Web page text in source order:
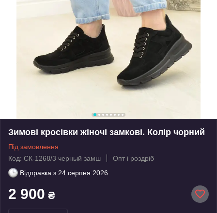
Зимові кросівки жіночі замкові. Колір чорний
Під замовлення
Код: СК-1268/3 черный замш
Опт і роздріб
Відправка з 24 серпня 2026
2 900 ₴